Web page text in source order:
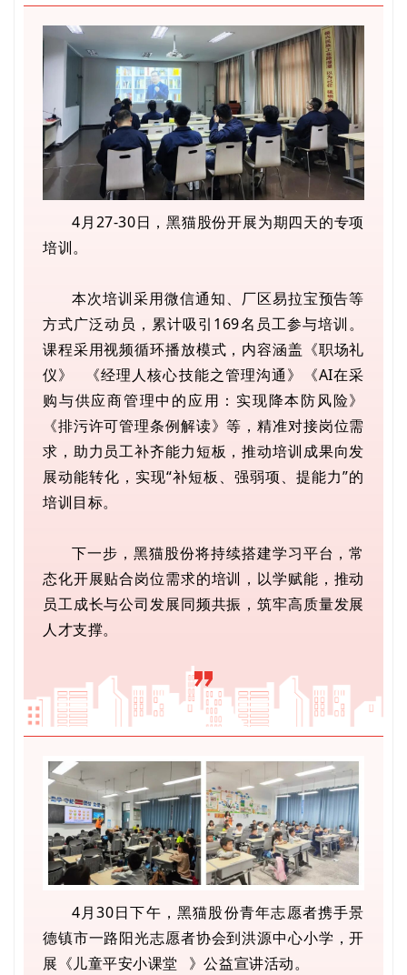
4月27-30日，黑猫股份开展为期四天的专项
培训。
本次培训采用微信通知、厂区易拉宝预告等
方式广泛动员，累计吸引169名员工参与培训。
课程采用视频循环播放模式，内容涵盖 《职场礼
仪》
《经理人核心技能之管理沟通》《AI在采
购与供应商管理中的应用：实现降本防风险》
《排污许可管理条例解读》等，精准对接岗位需
求，助力员工补齐能力短板，推动培训成果向发
展动能转化，实现“补短板、强弱项、提能力”的
培训目标。
下一步，黑猫股份将持续搭建学习平台，常
态化开展贴合岗位需求的培训，以学赋能，推动
员工成长与公司发展同频共振，筑牢高质量发展
人才支撑。
4月30日下午，黑猫股份青年志愿者携手景
德镇市一路阳光志愿者协会到洪源中心小学，开
展《儿童平安小课堂 》公益宣讲活动。